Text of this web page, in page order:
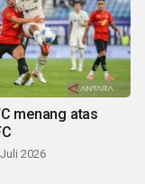
menang atas
2026